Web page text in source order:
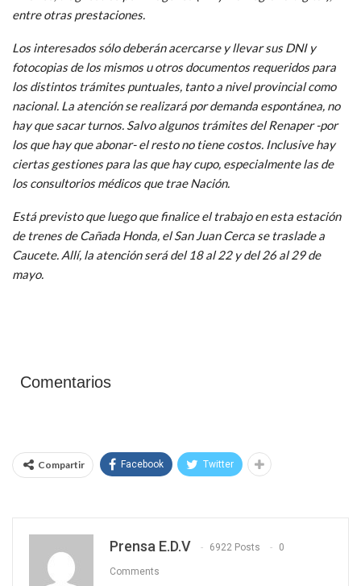
entre otras prestaciones.
Los interesados sólo deberán acercarse y llevar sus DNI y
fotocopias de los mismos u otros documentos requeridos para
los distintos trámites puntuales, tanto a nivel provincial como
nacional. La atención se realizará por demanda espontánea, no
hay que sacar turnos. Salvo algunos trámites del Renaper -por
los que hay que abonar- el resto no tiene costos. Inclusive hay
ciertas gestiones para las que hay cupo, especialmente las de
los consultorios médicos que trae Nación.
Está previsto que luego que finalice el trabajo en esta estación
de trenes de Cañada Honda, el San Juan Cerca se traslade a
Caucete. Allí, la atención será del 18 al 22 y del 26 al 29 de
mayo.
Comentarios
Compartir Facebook Twitter
Prensa E.D.V 6922 Posts 0
Comments